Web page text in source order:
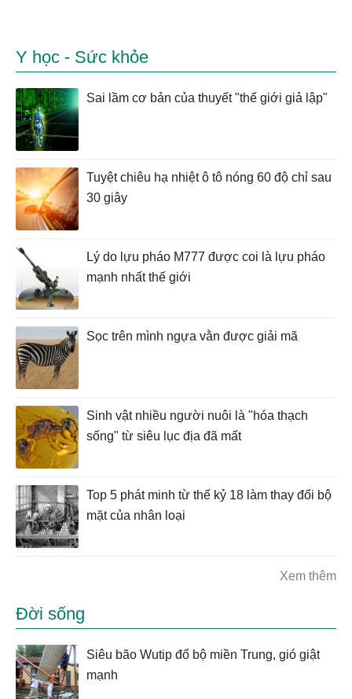
Y học - Sức khỏe
Sai lầm cơ bản của thuyết "thế giới giả lập"
Tuyệt chiêu hạ nhiệt ô tô nóng 60 độ chỉ sau
30 giây
Lý do lựu pháo M777 được coi là lựu pháo
mạnh nhất thế giới
Sọc trên mình ngựa vằn được giải mã
Sinh vật nhiều người nuôi là "hóa thạch
sống" từ siêu lục địa đã mất
Top 5 phát minh từ thế kỷ 18 làm thay đổi bộ
mặt của nhân loại
Xem thêm
Đời sống
Siêu bão Wutip đổ bộ miền Trung, gió giật
mạnh